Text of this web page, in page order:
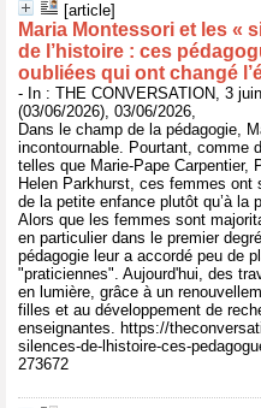
[article]
Maria Montessori et les «
de l’histoire : ces
oubliées qui ont changé
- In : THE CONVERSATION, 3
(03/06/2026), 03/06/2026,
Dans le champ de la pédagogie,
incontournable. Pourtant, comme
telles que Marie-Pape Carpentier,
Helen Parkhurst, ces femmes
de la petite enfance plutôt qu’à la
Alors que les femmes sont
en particulier dans le premier
pédagogie leur a accordé peu de
"praticiennes". Aujourd'hui, des
en lumière, grâce à un
filles et au développement de
enseignantes. https://
silences-de-lhistoire-ces-
273672